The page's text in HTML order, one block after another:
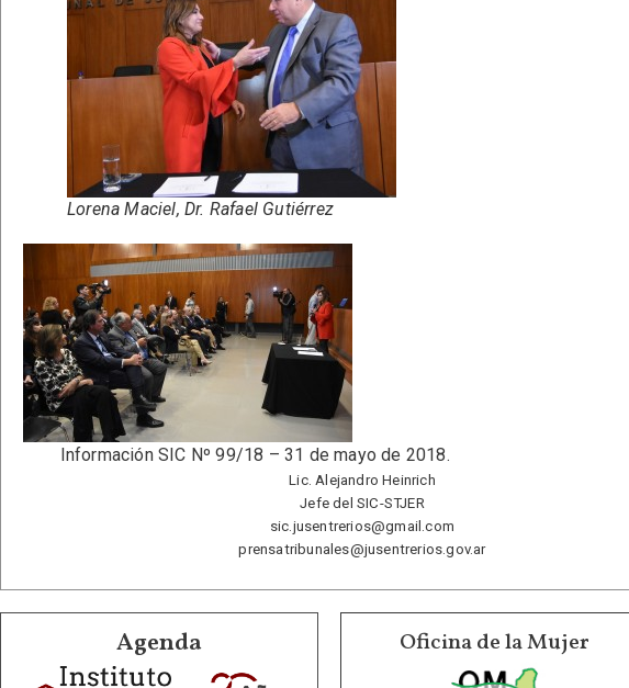
Lorena Maciel, Dr. Rafael Gutiérrez
Información SIC Nº 99/18 – 31 de mayo de 2018.
Lic. Alejandro Heinrich
Jefe del SIC-STJER
sic.jusentrerios@gmail.com
prensatribunales@jusentrerios.gov.ar
Agenda Oficina de la Mujer